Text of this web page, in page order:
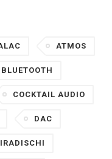
ATMOS
BLUETOOTH
COCKTAIL AUDIO
DAC